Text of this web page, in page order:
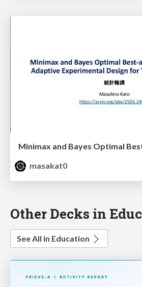
masakat0
Other Decks in
See All in Education